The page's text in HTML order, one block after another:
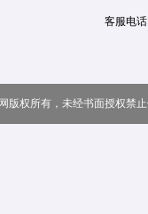
客服电
版权所有，未经书面授权